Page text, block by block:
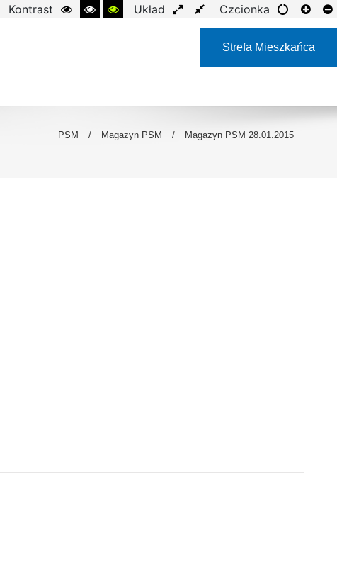
Kontrast Układ Czcionka
Strefa Mieszkańca
PSM / Magazyn PSM / Magazyn PSM 28.01.2015